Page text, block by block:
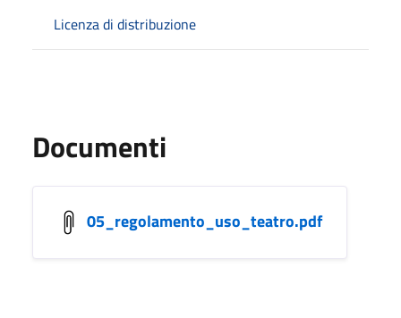
Licenza di distribuzione
Documenti
05_regolamento_uso_teatro.pdf